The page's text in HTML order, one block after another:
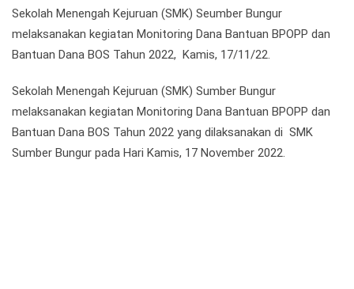
Sekolah Menengah Kejuruan (SMK) Seumber Bungur
melaksanakan kegiatan Monitoring Dana Bantuan BPOPP dan
Bantuan Dana BOS Tahun 2022, Kamis, 17/11/22.
Sekolah Menengah Kejuruan (SMK) Sumber Bungur
melaksanakan kegiatan Monitoring Dana Bantuan BPOPP dan
Bantuan Dana BOS Tahun 2022 yang dilaksanakan di SMK
Sumber Bungur pada Hari Kamis, 17 November 2022.